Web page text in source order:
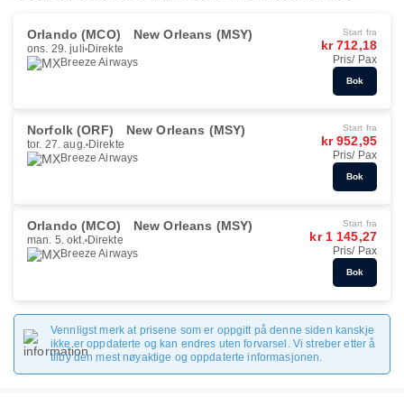
Orlando (MCO) New Orleans (MSY)
ons. 29. juli Direkte
Breeze Airways
Start fra
kr 712,18
Pris/ Pax
Bok
Norfolk (ORF) New Orleans (MSY)
tor. 27. aug. Direkte
Breeze Airways
Start fra
kr 952,95
Pris/ Pax
Bok
Orlando (MCO) New Orleans (MSY)
man. 5. okt. Direkte
Breeze Airways
Start fra
kr 1 145,27
Pris/ Pax
Bok
Vennligst merk at prisene som er oppgitt på denne siden kanskje
ikke er oppdaterte og kan endres uten forvarsel. Vi streber etter å
tilby den mest nøyaktige og oppdaterte informasjonen.